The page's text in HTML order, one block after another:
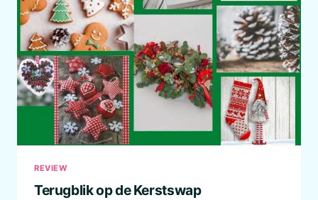
REVIEW
Terugblik op de Kerstswap